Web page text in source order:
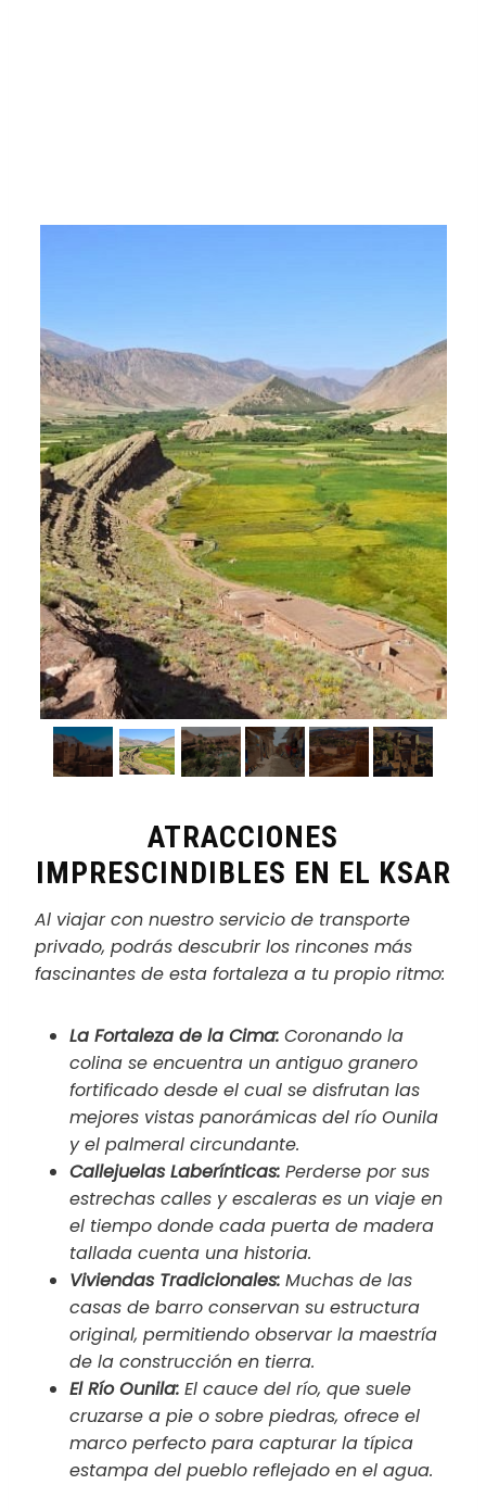
ATRACCIONES
IMPRESCINDIBLES EN EL KSAR
Al viajar con nuestro servicio de transporte
privado, podrás descubrir los rincones más
fascinantes de esta fortaleza a tu propio ritmo:
La Fortaleza de la Cima: Coronando la
colina se encuentra un antiguo granero
fortificado desde el cual se disfrutan las
mejores vistas panorámicas del río Ounila
y el palmeral circundante.
Callejuelas Laberínticas: Perderse por sus
estrechas calles y escaleras es un viaje en
el tiempo donde cada puerta de madera
tallada cuenta una historia.
Viviendas Tradicionales: Muchas de las
casas de barro conservan su estructura
original, permitiendo observar la maestría
de la construcción en tierra.
El Río Ounila: El cauce del río, que suele
cruzarse a pie o sobre piedras, ofrece el
marco perfecto para capturar la típica
estampa del pueblo reflejado en el agua.